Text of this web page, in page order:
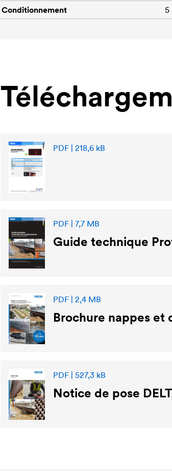
Conditionnement
5
PDF | 218,6 kB
PDF | 7,7 MB
Guide technique
PDF | 2,4 MB
Brochure nappes et
PDF | 527,3 kB
Notice de pose